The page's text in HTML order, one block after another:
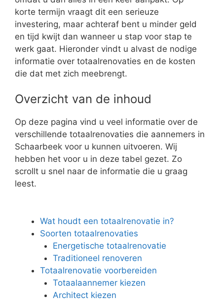
korte termijn vraagt dit een serieuze
investering, maar achteraf bent u minder geld
en tijd kwijt dan wanneer u stap voor stap te
werk gaat. Hieronder vindt u alvast de nodige
informatie over totaalrenovaties en de kosten
die dat met zich meebrengt.
Overzicht van de inhoud
Op deze pagina vind u veel informatie over de
verschillende totaalrenovaties die aannemers in
Schaarbeek voor u kunnen uitvoeren. Wij
hebben het voor u in deze tabel gezet. Zo
scrollt u snel naar de informatie die u graag
leest.
Wat houdt een totaalrenovatie in?
Soorten totaalrenovaties
Energetische totaalrenovatie
Traditioneel renoveren
Totaalrenovatie voorbereiden
Totaalaannemer kiezen
Architect kiezen